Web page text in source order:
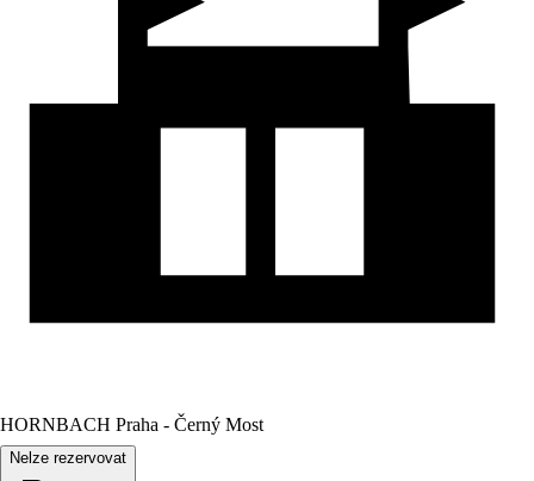
HORNBACH Praha - Černý Most
Nelze rezervovat